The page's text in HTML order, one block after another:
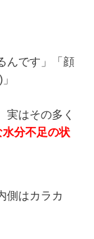
んです」「顔
実はその多く
分不足の状
側はカラカ